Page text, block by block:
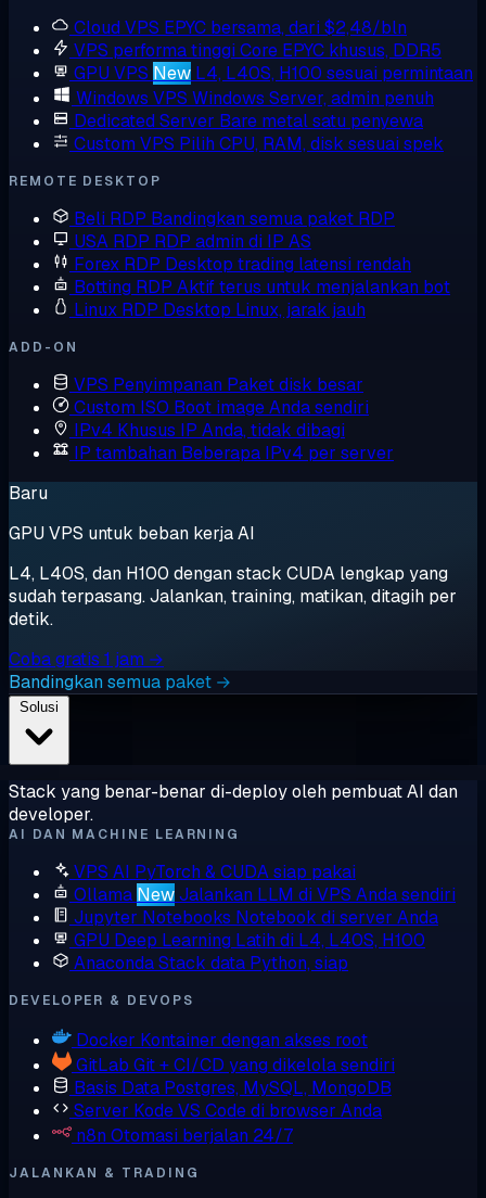
Cloud VPS EPYC bersama, dari $2,48/bln
VPS performa tinggi Core EPYC khusus, DDR5
GPU VPS New L4, L40S, H100 sesuai permintaan
Windows VPS Windows Server, admin penuh
Dedicated Server Bare metal satu penyewa
Custom VPS Pilih CPU, RAM, disk sesuai spek
REMOTE DESKTOP
Beli RDP Bandingkan semua paket RDP
USA RDP RDP admin di IP AS
Forex RDP Desktop trading latensi rendah
Botting RDP Aktif terus untuk menjalankan bot
Linux RDP Desktop Linux, jarak jauh
ADD-ON
VPS Penyimpanan Paket disk besar
Custom ISO Boot image Anda sendiri
IPv4 Khusus IP Anda, tidak dibagi
IP tambahan Beberapa IPv4 per server
Baru
GPU VPS untuk beban kerja AI
L4, L40S, dan H100 dengan stack CUDA lengkap yang
sudah terpasang. Jalankan, training, matikan, ditagih per
detik.
Coba gratis 1 jam →
Bandingkan semua paket →
Stack yang benar-benar di-deploy oleh pembuat AI dan
developer.
AI DAN MACHINE LEARNING
VPS AI PyTorch & CUDA siap pakai
Ollama NewJalankan LLM di VPS Anda sendiri
Jupyter Notebooks Notebook di server Anda
GPU Deep Learning Latih di L4, L40S, H100
AnacondaStack data Python, siap
DEVELOPER & DEVOPS
Docker Kontainer dengan akses root
GitLab Git + CI/CD yang dikelola sendiri
Basis Data Postgres, MySQL, MongoDB
Server KodeVS Code di browser Anda
n8n Otomasi berjalan 24/7
JALANKAN & TRADING